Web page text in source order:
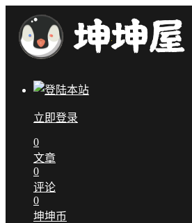
立即登录
0
文章
0
评论
0
坤坤币